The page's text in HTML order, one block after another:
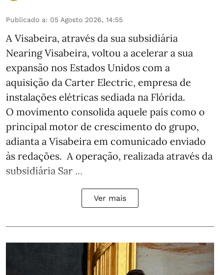
Publicado a: 05 Agosto 2026, 14:55
A Visabeira, através da sua subsidiária
Nearing Visabeira, voltou a acelerar a sua
expansão nos Estados Unidos com a
aquisição da Carter Electric, empresa de
instalações elétricas sediada na Flórida.
O movimento consolida aquele país como o
principal motor de crescimento do grupo,
adianta a Visabeira em comunicado enviado
às redações. A operação, realizada através da
subsidiária Sar ...
Ver mais